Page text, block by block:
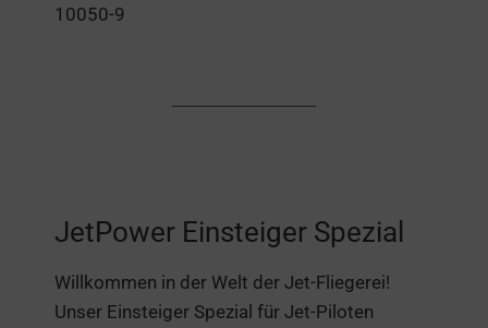
10050-9
JetPower Einsteiger Spezial
Willkommen in der Welt der Jet-Fliegerei!
Unser Einsteiger Spezial für Jet-Piloten